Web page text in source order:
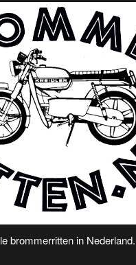
brommerritten in Nederland.